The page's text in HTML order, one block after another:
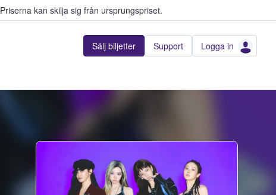
Priserna kan skilja sig från ursprungspriset.
Sälj biljetter Support Logga in